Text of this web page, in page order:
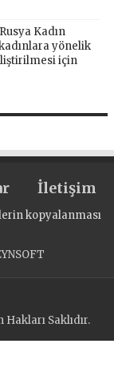
Kadın
yönelik
için
İletişim
kopyalanması
Saklıdır.